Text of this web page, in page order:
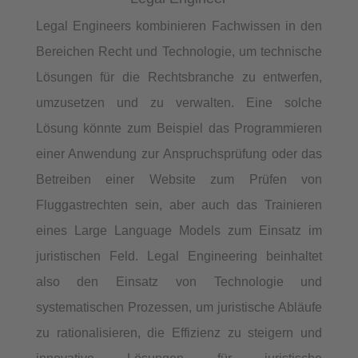
Legal Engineers kombinieren Fachwissen in den
Bereichen Recht und Technologie, um technische
Lösungen für die Rechtsbranche zu entwerfen,
umzusetzen und zu verwalten. Eine solche
Lösung könnte zum Beispiel das Programmieren
einer Anwendung zur Anspruchsprüfung oder das
Betreiben einer Website zum Prüfen von
Fluggastrechten sein, aber auch das Trainieren
eines Large Language Models zum Einsatz im
juristischen Feld. Legal Engineering beinhaltet
also den Einsatz von Technologie und
systematischen Prozessen, um juristische Abläufe
zu rationalisieren, die Effizienz zu steigern und